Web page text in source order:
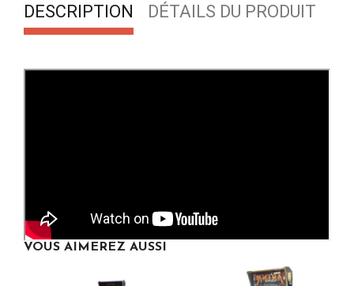
DESCRIPTION DÉTAILS DU PRODUIT
VOUS AIMEREZ AUSSI